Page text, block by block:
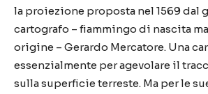
la proiezione proposta nel 1569 dal
cartografo – fiammingo di nascita
origine – Gerardo Mercatore. Una
essenzialmente per agevolare il
sulla superficie terreste. Ma per le